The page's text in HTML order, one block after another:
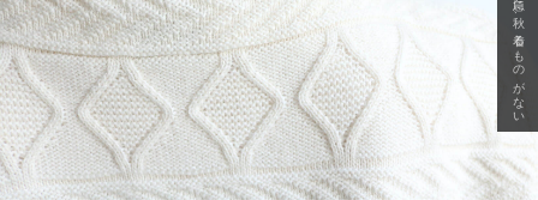
急に秋、着るものがない